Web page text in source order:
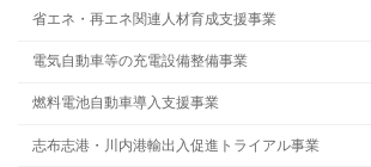
省エネ・再エネ関連人材育成支援事業
電気自動車等の充電設備整備事業
燃料電池自動車導入支援事業
志布志港・川内港輸出入促進トライアル事業